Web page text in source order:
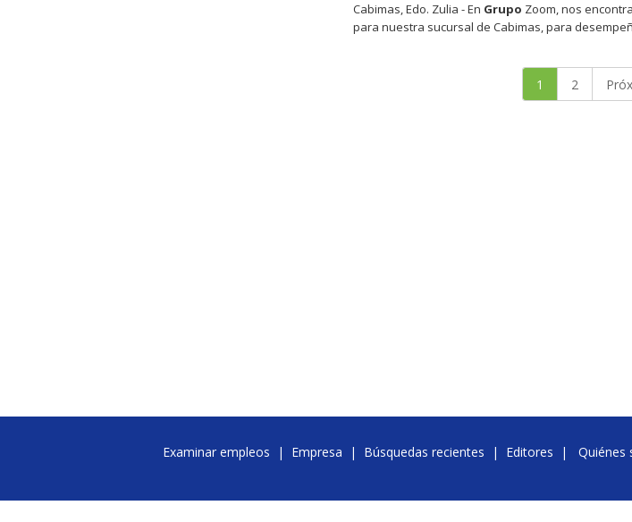
Cabimas, Edo. Zulia - En Grupo Zoom, nos
para nuestra sucursal de Cabimas, para
1 2
Examinar empleos | Empresa | Búsquedas recientes | Editores | Quiénes